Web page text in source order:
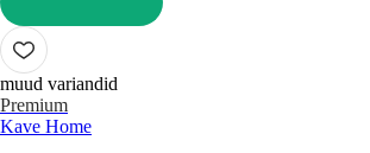
LISA OSTUKORVI
muud variandid
Premium
Kave Home